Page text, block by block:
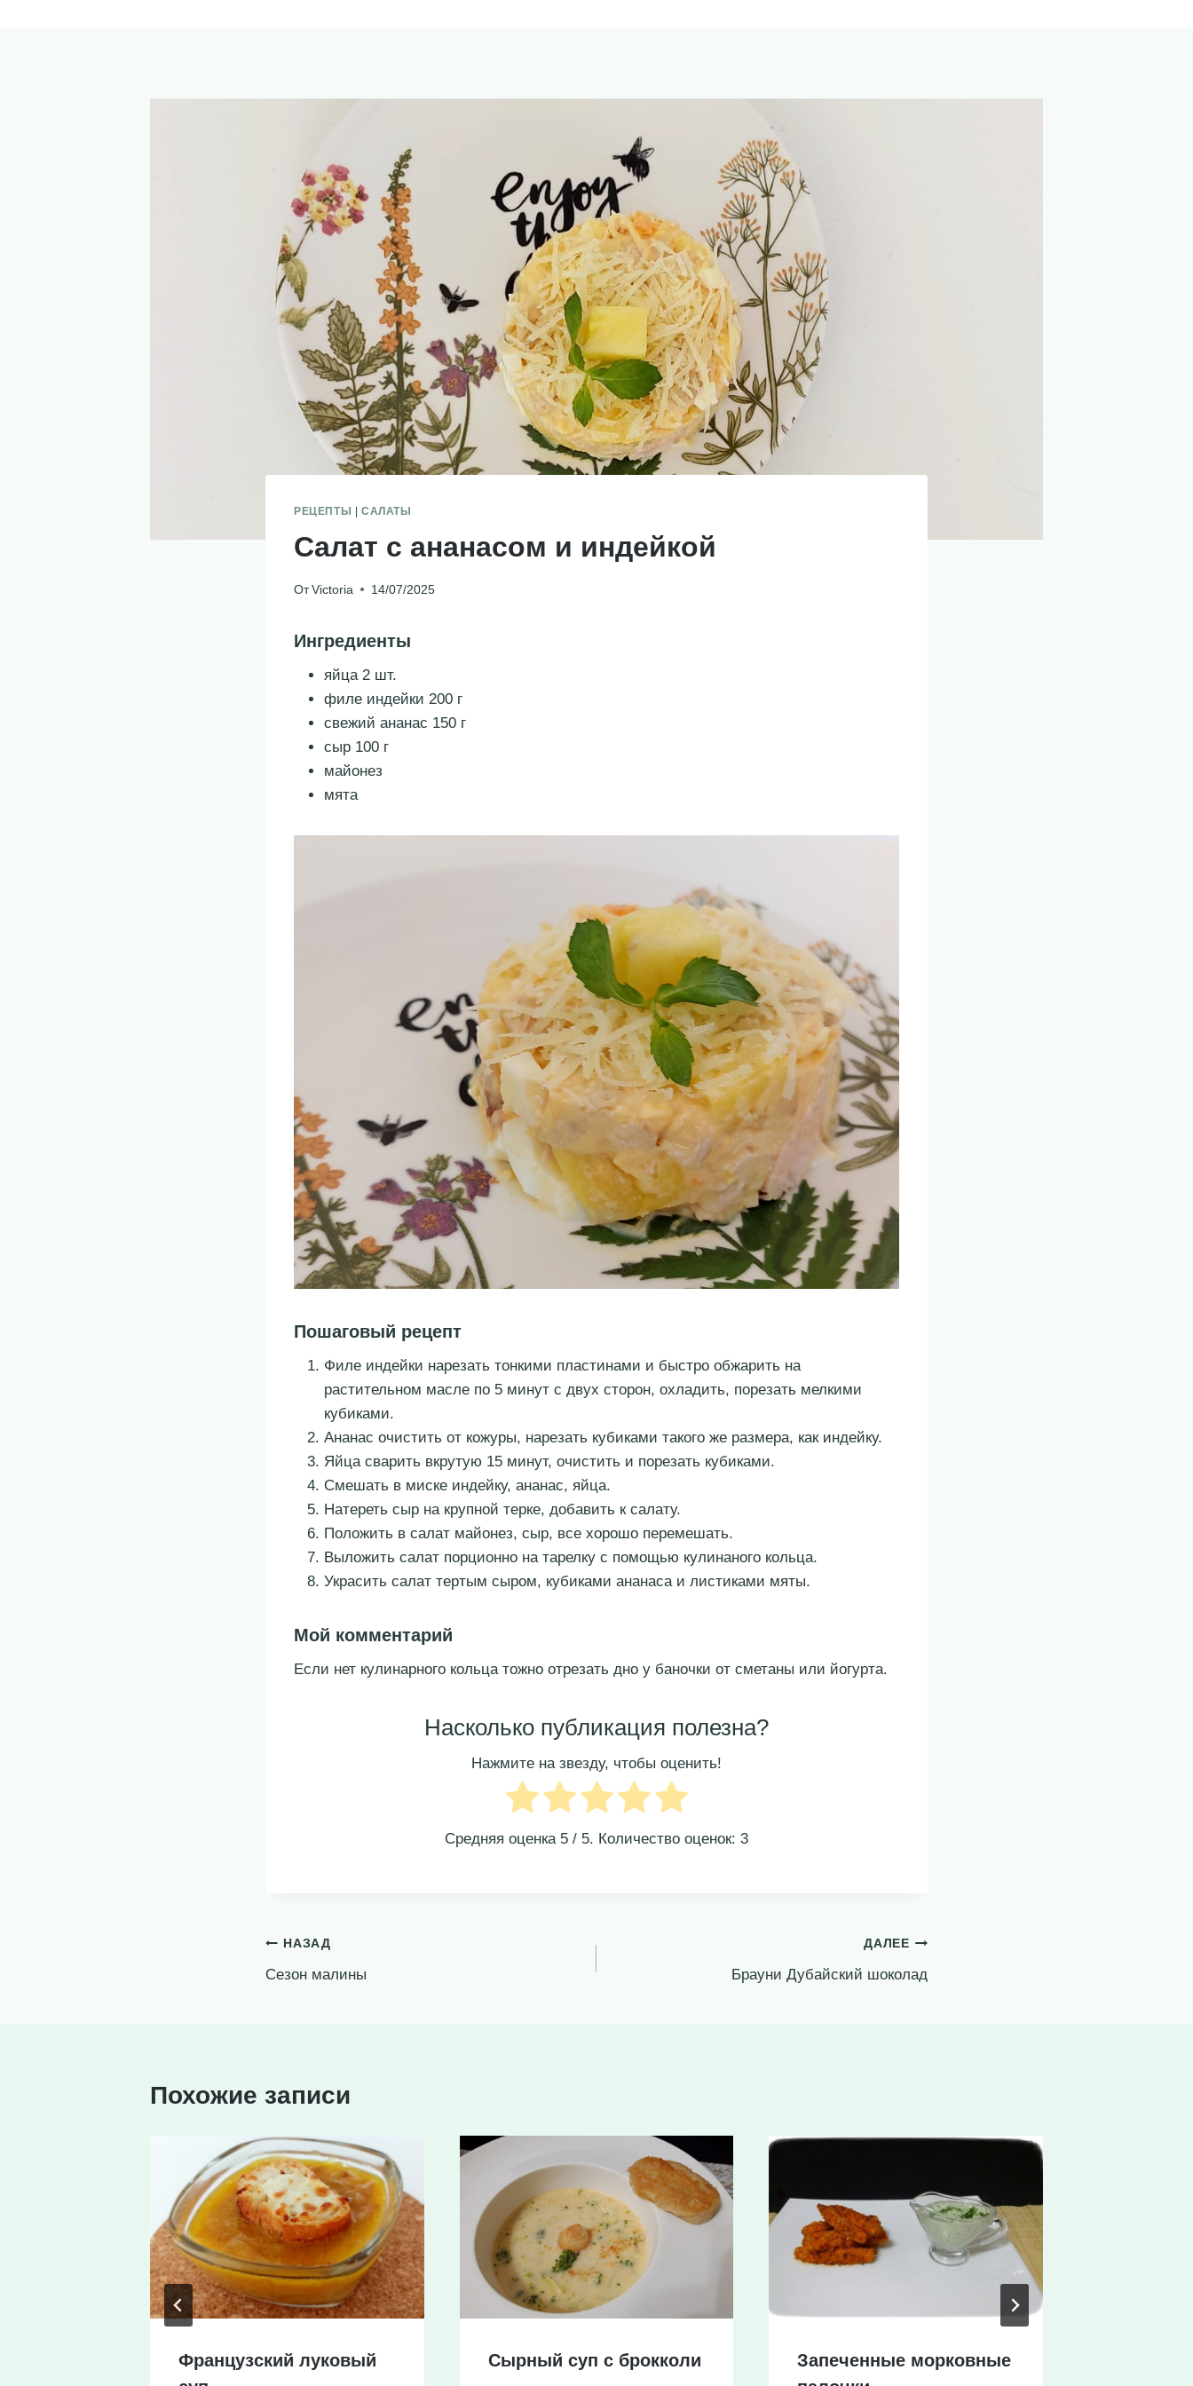
РЕЦЕПТЫ САЛАТЫ
Салат с ананасом и индейкой
От Victoria 14/07/2025
Ингредиенты
яйца 2 шт.
филе индейки 200 г
свежий ананас 150 г
сыр 100 г
майонез
мята
Пошаговый рецепт
Филе индейки нарезать тонкими пластинами и быстро обжарить на
растительном масле по 5 минут с двух сторон, охладить, порезать мелкими
кубиками.
Ананас очистить от кожуры, нарезать кубиками такого же размера, как индейку.
Яйца сварить вкрутую 15 минут, очистить и порезать кубиками.
Смешать в миске индейку, ананас, яйца.
Натереть сыр на крупной терке, добавить к салату.
Положить в салат майонез, сыр, все хорошо перемешать.
Выложить салат порционно на тарелку с помощью кулинаного кольца.
Украсить салат тертым сыром, кубиками ананаса и листиками мяты.
Мой комментарий
Если нет кулинарного кольца тожно отрезать дно у баночки от сметаны или йогурта.
Насколько публикация полезна?
Нажмите на звезду, чтобы оценить!
Средняя оценка 5 / 5. Количество оценок: 3
Навигация
по
НАЗАД
Сезон малины
ДАЛЕЕ
Брауни Дубайский шоколад
Похожие записи
Французский луковый
Сырный суп с брокколи
Запеченные морковные